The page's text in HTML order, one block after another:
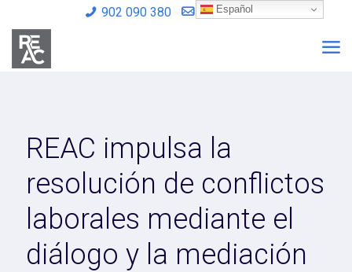
902 090 380 info@reac.es
REAC impulsa la
resolución de conflictos
laborales mediante el
diálogo y la mediación
Español